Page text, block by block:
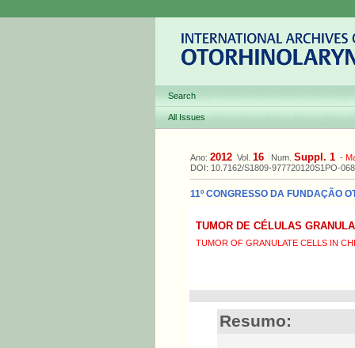
Search
All Issues
Ano: 2012 Vol. 16 Num. Suppl. 1 -
DOI: 10.7162/S1809-977720120S1PO-068
11º CONGRESSO DA FUNDAÇÃO
TUMOR DE CÉLULAS
TUMOR OF GRANULATE CELLS IN
Resumo: